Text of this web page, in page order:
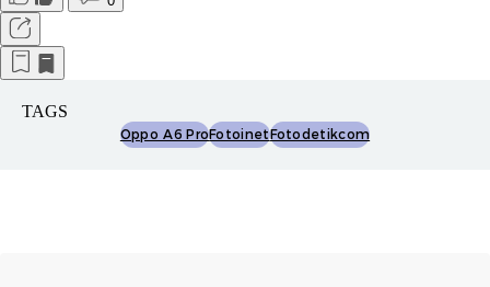
TAGS
Oppo A6 ProFotoinetFotodetikcom